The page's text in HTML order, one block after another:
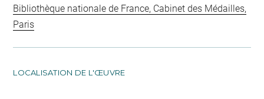
Bibliothèque nationale de France, Cabinet des Médailles,
Paris
LOCALISATION DE L'ŒUVRE